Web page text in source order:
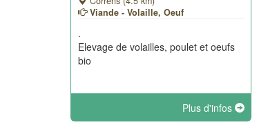
Viande - Volaille, Oeuf
.
Elevage de volailles, poulet et oeufs
bio
Plus d'infos